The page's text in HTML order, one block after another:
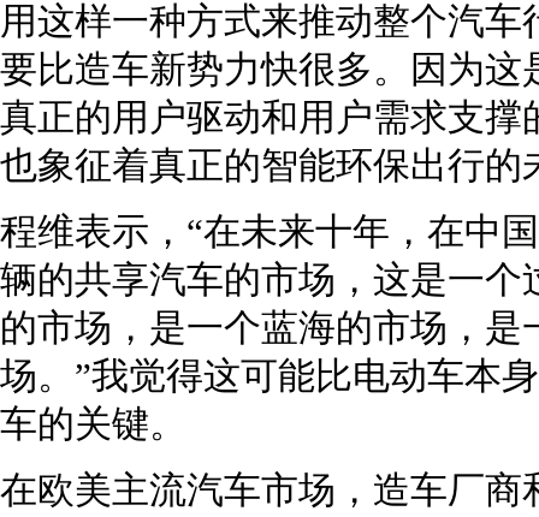
用这样一种方式来推动整个汽
要比造车新势力快很多。因为
真正的用户驱动和用户需求支
也象征着真正的智能环保出行的
程维表示，“在未来十年，在中
辆的共享汽车的市场，这是一
的市场，是一个蓝海的市场，
场。”我觉得这可能比电动车本
车的关键。
在欧美主流汽车市场，造车厂